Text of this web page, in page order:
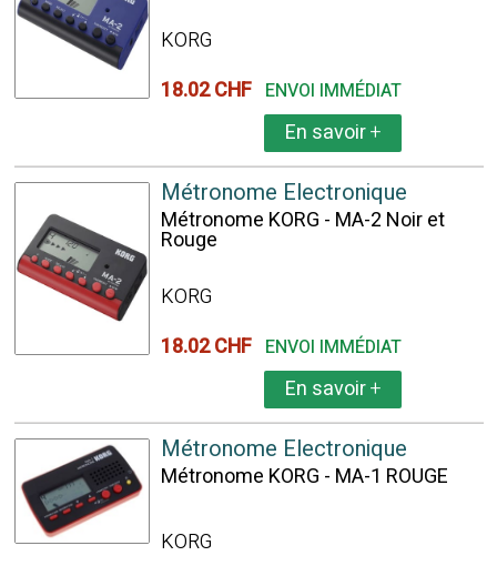
KORG
18.02 CHF ENVOI IMMÉDIAT
En savoir+
Métronome Electronique
Métronome KORG - MA-2 Noir et
Rouge
KORG
18.02 CHF ENVOI IMMÉDIAT
En savoir+
Métronome Electronique
Métronome KORG - MA-1 ROUGE
KORG